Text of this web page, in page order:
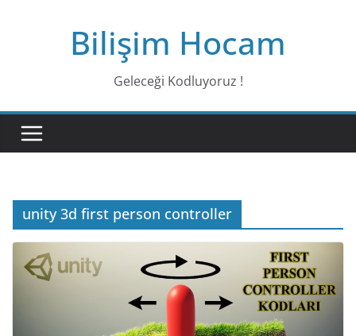
Bilişim Hocam
Geleceği Kodluyoruz !
unity 3d first person controller